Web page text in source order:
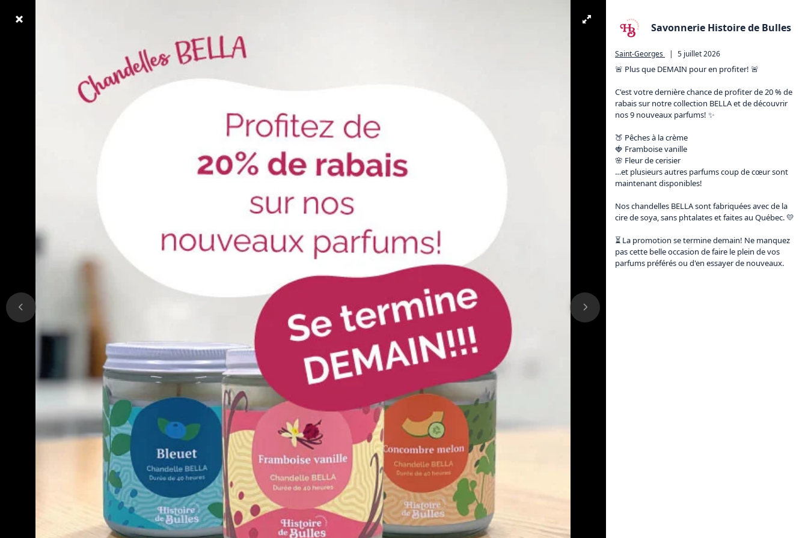
Savonnerie Histoire de Bulles
Saint-Georges | 5 juillet 2026
🚨 Plus que DEMAIN pour en profiter! 🚨
C'est votre dernière chance de profiter de 20 % de
rabais sur notre collection BELLA et de découvrir
nos 9 nouveaux parfums! ✨
🍑 Pêches à la crème
🍓 Framboise vanille
🌸 Fleur de cerisier
…et plusieurs autres parfums coup de cœur sont
maintenant disponibles!
Nos chandelles BELLA sont fabriquées avec de la
cire de soya, sans phtalates et faites au Québec. 💛
⏳ La promotion se termine demain! Ne manquez
pas cette belle occasion de faire le plein de vos
parfums préférés ou d'en essayer de nouveaux.